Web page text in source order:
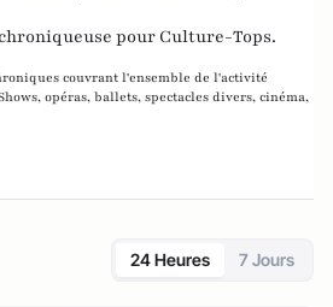
pour Culture-Tops.
couvrant l'ensemble de l'activité
opéras, ballets, spectacles divers, cinéma,
24 Heures 7 Jours